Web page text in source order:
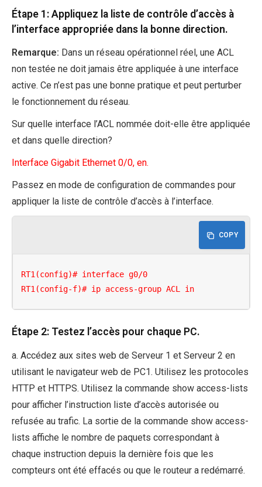
Étape 1: Appliquez la liste de contrôle d’accès à
l’interface appropriée dans la bonne direction.
Remarque: Dans un réseau opérationnel réel, une ACL
non testée ne doit jamais être appliquée à une interface
active. Ce n’est pas une bonne pratique et peut perturber
le fonctionnement du réseau.
Sur quelle interface l’ACL nommée doit-elle être appliquée
et dans quelle direction?
Interface Gigabit Ethernet 0/0, en.
Passez en mode de configuration de commandes pour
appliquer la liste de contrôle d’accès à l’interface.
COPY
RT1(config)# interface g0/0
RT1(config-f)# ip access-group ACL in
Étape 2: Testez l’accès pour chaque PC.
a. Accédez aux sites web de Serveur 1 et Serveur 2 en
utilisant le navigateur web de PC1. Utilisez les protocoles
HTTP et HTTPS. Utilisez la commande show access-lists
pour afficher l’instruction liste d’accès autorisée ou
refusée au trafic. La sortie de la commande show access-
lists affiche le nombre de paquets correspondant à
chaque instruction depuis la dernière fois que les
compteurs ont été effacés ou que le routeur a redémarré.